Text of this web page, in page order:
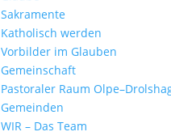
Sakra­mente
Katho­lisch werden
Vorbilder im Glauben
Gemein­schaft
Pasto­raler Raum
Gemeinden
WIR – Das Team